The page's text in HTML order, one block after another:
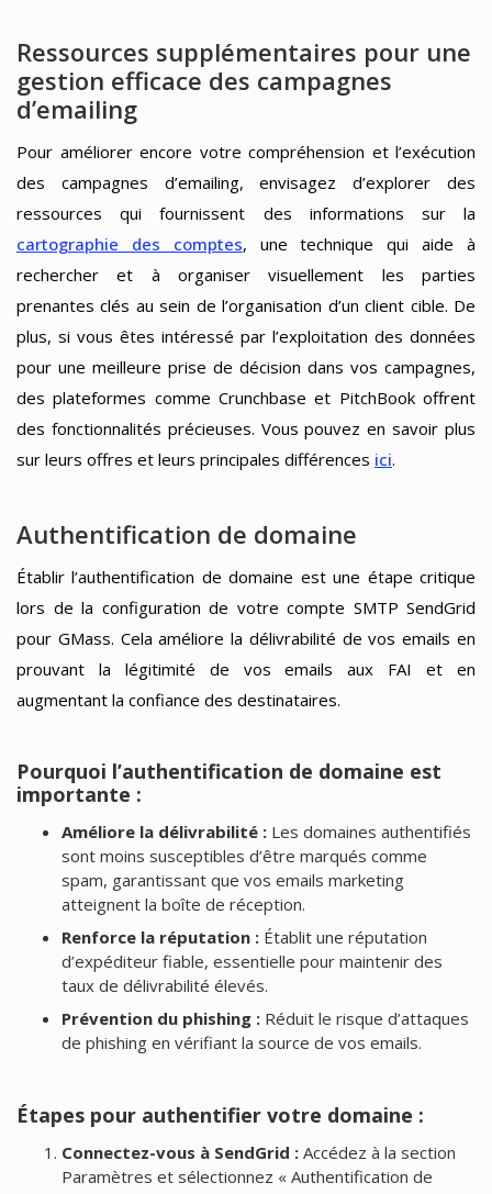
Ressources supplémentaires pour une
gestion efficace des campagnes
d’emailing
Pour améliorer encore votre compréhension et l’exécution
des campagnes d’emailing, envisagez d’explorer des
ressources qui fournissent des informations sur la
cartographie des comptes, une technique qui aide à
rechercher et à organiser visuellement les parties
prenantes clés au sein de l’organisation d’un client cible. De
plus, si vous êtes intéressé par l’exploitation des données
pour une meilleure prise de décision dans vos campagnes,
des plateformes comme Crunchbase et PitchBook offrent
des fonctionnalités précieuses. Vous pouvez en savoir plus
sur leurs offres et leurs principales différences ici.
Authentification de domaine
Établir l’authentification de domaine est une étape critique
lors de la configuration de votre compte SMTP SendGrid
pour GMass. Cela améliore la délivrabilité de vos emails en
prouvant la légitimité de vos emails aux FAI et en
augmentant la confiance des destinataires.
Pourquoi l’authentification de domaine est
importante :
Améliore la délivrabilité :Les domaines authentifiés
sont moins susceptibles d’être marqués comme
spam, garantissant que vos emails marketing
atteignent la boîte de réception.
Renforce la réputation :Établit une réputation
d’expéditeur fiable, essentielle pour maintenir des
taux de délivrabilité élevés.
Prévention du phishing :Réduit le risque d’attaques
de phishing en vérifiant la source de vos emails.
Étapes pour authentifier votre domaine :
Connectez-vous à SendGrid :Accédez à la section
Paramètres et sélectionnez « Authentification de